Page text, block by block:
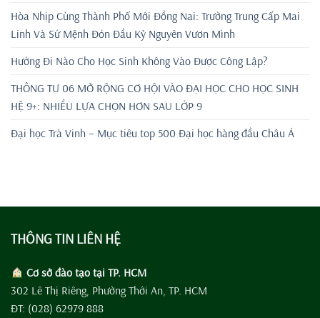
Hòa Nhịp Cùng Thành Phố Mới Đồng Nai: Trường Trung Cấp Mai
Linh Và Sứ Mệnh Đón Đầu Kỷ Nguyên Vươn Mình
Hướng Đi Nào Cho Học Sinh Không Vào Được Công Lập?
THÔNG TƯ 06 MỞ RỘNG CƠ HỘI VÀO ĐẠI HỌC CHO HỌC SINH
HỆ 9+: NHIỀU LỰA CHỌN HƠN SAU LỚP 9
Đại học Trà Vinh – Mục tiêu top 500 Đại học hàng đầu Châu Á
THÔNG TIN LIÊN HỆ
Cơ sở đào tạo tại TP. HCM
302 Lê Thị Riêng, Phường Thới An, TP. HCM
ĐT: (028) 62979 888